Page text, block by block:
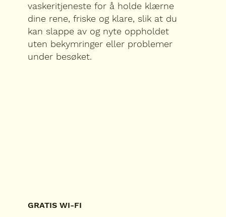
vaskeritjeneste for å holde klærne
dine rene, friske og klare, slik at du
kan slappe av og nyte oppholdet
uten bekymringer eller problemer
under besøket.
GRATIS WI-FI